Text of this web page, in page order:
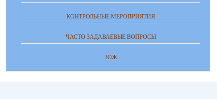
КОНТРОЛЬНЫЕ МЕРОПРИЯТИЯ
ЧАСТО ЗАДАВАЕВЫЕ ВОПРОСЫ
ЗОЖ